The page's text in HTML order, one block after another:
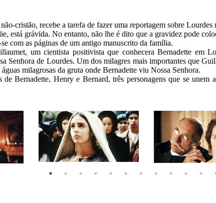
cristão, recebe a tarefa de fazer uma reportagem sobre Lourdes
está grávida. No entanto, não lhe é dito que a gravidez pode
com as páginas de um antigo manuscrito da família.
um cientista positivista que conhecera Bernadette em
Senhora de Lourdes. Um dos milagres mais importantes que
milagrosas da gruta onde Bernadette viu Nossa Senhora.
Bernadette, Henry e Bernard, três personagens que se